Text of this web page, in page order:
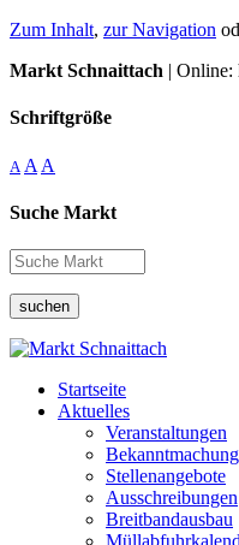
Zum Inhalt, zur Navigation
Markt Schnaittach | Online:
Schriftgröße
A A A
Suche Markt
suchen
Startseite
Aktuelles
Veranstaltungen
Stellenangebote
Ausschreibungen
Breitbandausbau